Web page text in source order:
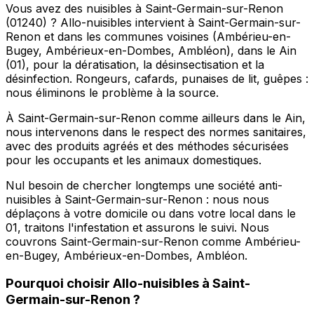
Vous avez des nuisibles à Saint-Germain-sur-Renon
(01240) ? Allo-nuisibles intervient à Saint-Germain-sur-
Renon et dans les communes voisines (Ambérieu-en-
Bugey, Ambérieux-en-Dombes, Ambléon), dans le Ain
(01), pour la dératisation, la désinsectisation et la
désinfection. Rongeurs, cafards, punaises de lit, guêpes :
nous éliminons le problème à la source.
À Saint-Germain-sur-Renon comme ailleurs dans le Ain,
nous intervenons dans le respect des normes sanitaires,
avec des produits agréés et des méthodes sécurisées
pour les occupants et les animaux domestiques.
Nul besoin de chercher longtemps une société anti-
nuisibles à Saint-Germain-sur-Renon : nous nous
déplaçons à votre domicile ou dans votre local dans le
01, traitons l'infestation et assurons le suivi. Nous
couvrons Saint-Germain-sur-Renon comme Ambérieu-
en-Bugey, Ambérieux-en-Dombes, Ambléon.
Pourquoi choisir Allo-nuisibles à Saint-
Germain-sur-Renon ?